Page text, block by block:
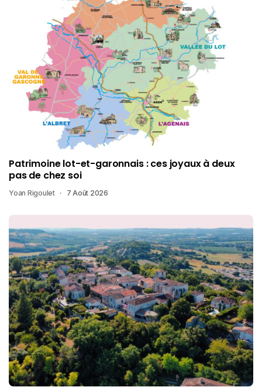
Patrimoine lot-et-garonnais : ces joyaux à deux
pas de chez soi
Yoan Rigoulet 7 Août 2026